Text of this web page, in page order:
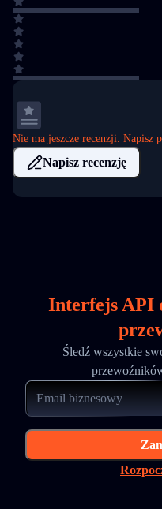
Nie ma jeszcze recenzji. Napisz
Napisz recenzję
Interfejs API
Śledź wszystkie